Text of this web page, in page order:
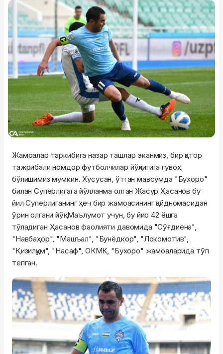
Жамоалар таркибига назар ташлар эканмиз, бир қатор
тажрибали номдор футболчилар йўқлигига гувоҳ
бўлишимиз мумкин. Хусусан, ўтган мавсумда "Бухоро"
билан Суперлигага йўлланма олган ЖасурҲасанов бу
йил Суперлиганинг ҳеч бир жамоасининг қайдномасидан
ўрин олгани йўқ. Маълумот учун, бу йио 42 ёшга
тўладиган Ҳасанов фаолияти давомида "Сўғдиёна",
"Навбаҳор", "Машъал", "Бунёдкор", "Локомотив",
"Қизилқум", "Насаф", ОКМК, "Бухоро" жамоаларида тўп
тепган.